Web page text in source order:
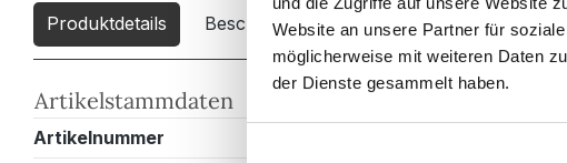
Website an unsere Partner für
möglicherweise mit weiteren Daten
der Dienste gesammelt haben.
Produktdetails Beschreibung Downloads 2
Artikelstammdaten
Artikelnummer